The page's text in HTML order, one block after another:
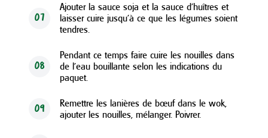
07
Ajouter la sauce soja et la sauce d'huîtres et
laisser cuire jusqu’à ce que les légumes soient
tendres.
08
Pendant ce temps faire cuire les nouilles dans
de l’eau bouillante selon les indications du
paquet.
09
Remettre les lanières de bœuf dans le wok,
ajouter les nouilles, mélanger. Poivrer.